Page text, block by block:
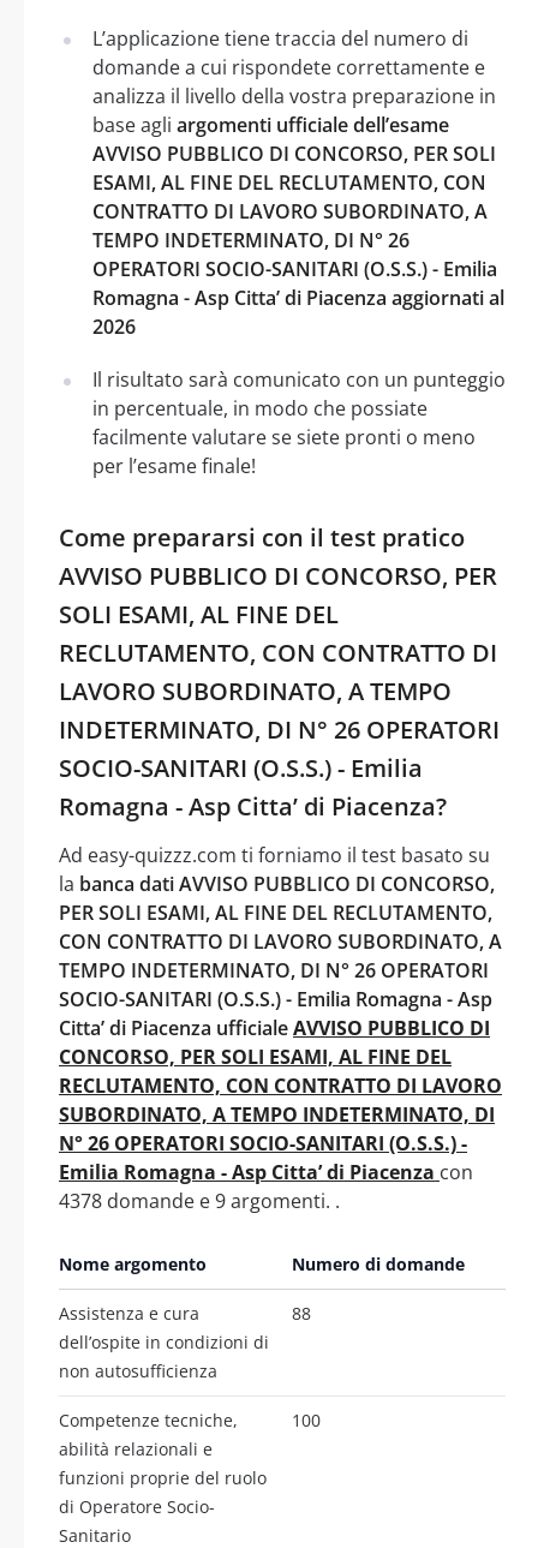
L’applicazione tiene traccia del numero di
domande a cui rispondete correttamente e
analizza il livello della vostra preparazione in
base agli argomenti ufficiale dell’esame
AVVISO PUBBLICO DI CONCORSO, PER SOLI
ESAMI, AL FINE DEL RECLUTAMENTO, CON
CONTRATTO DI LAVORO SUBORDINATO, A
TEMPO INDETERMINATO, DI N° 26
OPERATORI SOCIO-SANITARI (O.S.S.) - Emilia
Romagna - Asp Citta’ di Piacenza aggiornati al
2026
Il risultato sarà comunicato con un punteggio
in percentuale, in modo che possiate
facilmente valutare se siete pronti o meno
per l’esame finale!
Come prepararsi con il test pratico
AVVISO PUBBLICO DI CONCORSO, PER
SOLI ESAMI, AL FINE DEL
RECLUTAMENTO, CON CONTRATTO DI
LAVORO SUBORDINATO, A TEMPO
INDETERMINATO, DI N° 26 OPERATORI
SOCIO-SANITARI (O.S.S.) - Emilia
Romagna - Asp Citta’ di Piacenza?
Ad easy-quizzz.com ti forniamo il test basato su
la banca dati AVVISO PUBBLICO DI CONCORSO,
PER SOLI ESAMI, AL FINE DEL RECLUTAMENTO,
CON CONTRATTO DI LAVORO SUBORDINATO, A
TEMPO INDETERMINATO, DI N° 26 OPERATORI
SOCIO-SANITARI (O.S.S.) - Emilia Romagna - Asp
Citta’ di Piacenza ufficialeAVVISO PUBBLICO DI
CONCORSO, PER SOLI ESAMI, AL FINE DEL
RECLUTAMENTO, CON CONTRATTO DI LAVORO
SUBORDINATO, A TEMPO INDETERMINATO, DI
N° 26 OPERATORI SOCIO-SANITARI (O.S.S.) -
Emilia Romagna - Asp Citta’ di Piacenza con
4378 domande e 9 argomenti. .
Nome argomento Numero di domande
Assistenza e cura
dell’ospite in condizioni di
non autosufficienza
88
Competenze tecniche,
abilità relazionali e
funzioni proprie del ruolo
di Operatore Socio-
Sanitario
100